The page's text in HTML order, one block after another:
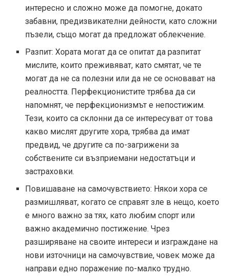
интересно и сложно може да помогне, докато
забавни, предизвикателни дейности, като сложни
пъзели, също могат да предложат облекчение.
Разпит: Хората могат да се опитат да разпитат
мислите, които преживяват, като смятат, че те
могат да не са полезни или да не се основават на
реалността. Перфекционистите трябва да си
напомнят, че перфекционизмът е непостижим.
Тези, които са склонни да се интересуват от това
какво мислят другите хора, трябва да имат
предвид, че другите са по-загрижени за
собствените си възприемани недостатъци и
застраховки.
Повишаване на самочувствието: Някои хора се
размишляват, когато се справят зле в нещо, което
е много важно за тях, като любим спорт или
важно академично постижение. Чрез
разширяване на своите интереси и изграждане на
нови източници на самочувствие, човек може да
направи едно поражение по-малко трудно.